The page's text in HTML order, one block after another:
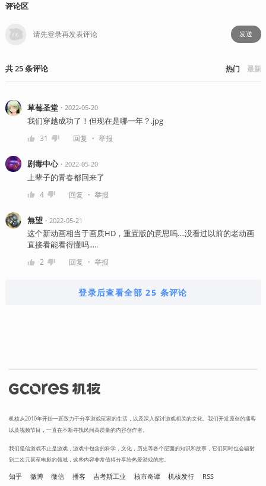
评论区
发送
共25条评论 热门 最新
草莓圣堂・ 2022-05-20
我们穿越成功了！但现在是哪一年？.jpg
31 回复 ・ 举报
剧毒中心・ 2022-05-20
上辈子的青春都回来了
4 回复 ・ 举报
無望・ 2022-05-21
这个新动画相当于画质HD，重置版的意思吗....没看过以前的老动画
直接看能看得懂吗.....
2 回复 ・ 举报
登录后查看全部 25 条评论
机核从2010年开始一直致力于分享游戏玩家的生活，以及深入探讨游戏相关的文化。我们开发原创的播客
以及视频节目，一直在不断寻找民间高质量的内容创作者。
我们坚信游戏不止是游戏，游戏中包含的科学，文化，历史等各个层面的知识和故事，它们同时也会辐射
到二次元甚至电影的领域，这些内容非常值得分享给热爱游戏的您。
知乎 微博 微信 播客 吉考斯工业 核市奇谭 机核发行 RSS